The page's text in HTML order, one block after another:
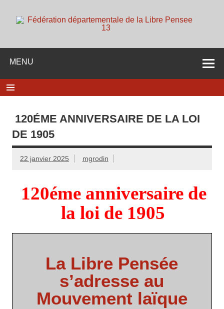
content
dieu ni maitre
MENU
120ÉME ANNIVERSAIRE DE LA LOI
DE 1905
22 janvier 2025 mgrodin
120éme anniversaire de
la loi de 1905
La Libre Pensée
s’adresse au
Mouvement laïque